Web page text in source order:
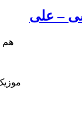
– علی
هم